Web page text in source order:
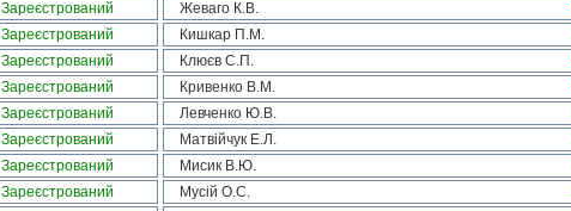
Зареєстрований Жеваго К.В.
Зареєстрований Кишкар П.М.
Зареєстрований Клюєв С.П.
Зареєстрований Кривенко В.М.
Зареєстрований Левченко Ю.В.
Зареєстрований Матвійчук Е.Л.
Зареєстрований Мисик В.Ю.
Зареєстрований Мусій О.С.